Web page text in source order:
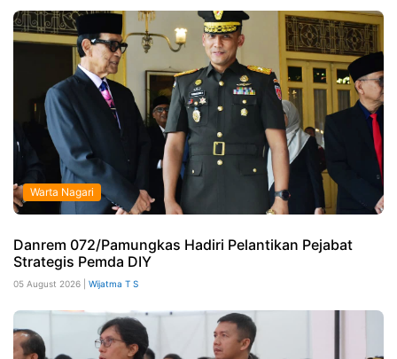
Warta Nagari
Danrem 072/Pamungkas Hadiri Pelantikan Pejabat
Strategis Pemda DIY
05 August 2026 | Wijatma T S